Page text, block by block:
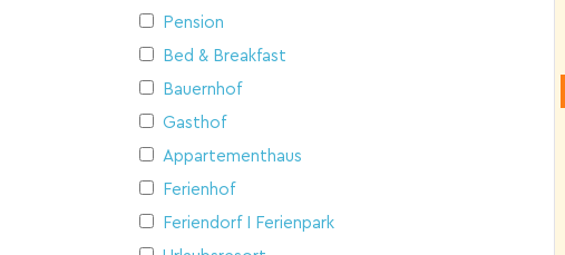
Pension
Bed & Breakfast
Bauernhof
Gasthof
Appartementhaus
Ferienhof
Feriendorf I Ferienpark